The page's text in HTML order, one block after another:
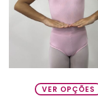
VER OPÇÕES